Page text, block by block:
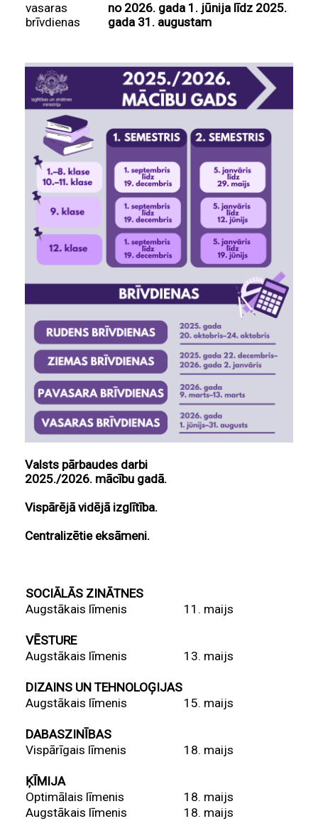
vasaras
brīvdienas
no 2026. gada 1. jūnija līdz 2025.
gada 31. augustam
Valsts pārbaudes darbi
2025./2026. mācību gadā.
Vispārējā vidējā izglītība.
Centralizētie eksāmeni.
SOCIĀLĀS ZINĀTNES
Augstākais līmenis
11. maijs
VĒSTURE
Augstākais līmenis
13. maijs
DIZAINS UN TEHNOLOĢIJAS
Augstākais līmenis
15. maijs
DABASZINĪBAS
Vispārīgais līmenis
18. maijs
ĶĪMIJA
Optimālais līmenis
18. maijs
Augstākais līmenis
18. maijs